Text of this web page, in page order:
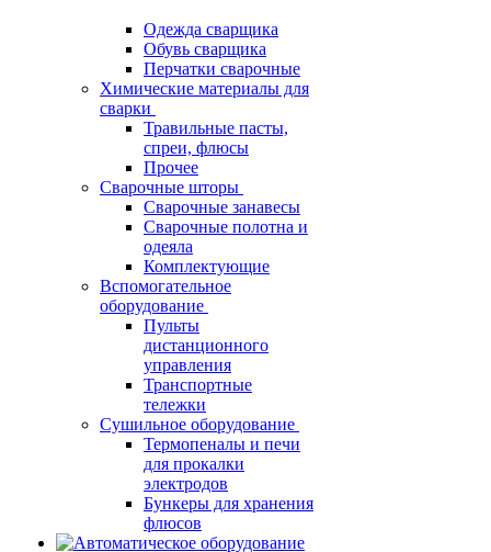
Одежда сварщика
Обувь сварщика
Перчатки сварочные
Химические материалы для
сварки
Травильные пасты,
спреи, флюсы
Прочее
Сварочные шторы
Сварочные занавесы
Сварочные полотна и
одеяла
Комплектующие
Вспомогательное
оборудование
Пульты
дистанционного
управления
Транспортные
тележки
Сушильное оборудование
Термопеналы и печи
для прокалки
электродов
Бункеры для хранения
флюсов